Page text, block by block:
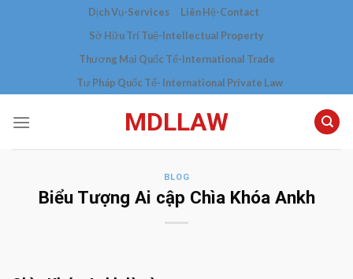
Dịch Vụ-Services
Liên Hệ-Contact
Sở Hữu Trí Tuệ-Intellectual Property
Thương Mại Quốc Tế-International Trade
Tư Pháp Quốc Tế- International Private Law
MDLLAW
BLOG
Biểu Tượng Ai cập Chìa Khóa Ankh